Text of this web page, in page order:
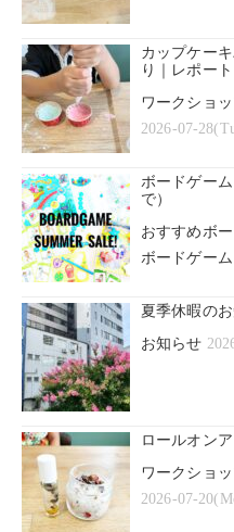
カップケー
り｜レポート
ワークショ
2026-07-
ボードゲー
で）
おすすめボ
ボードゲーム
夏季休暇の
お知らせ
ロールオン
ワークショ
2026-07-